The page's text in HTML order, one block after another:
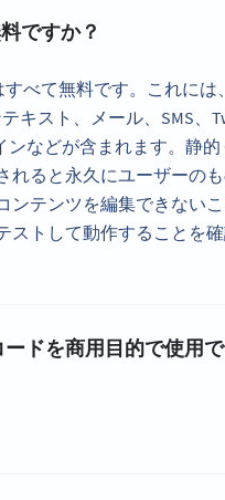
ですか？
べて無料です。これには
キスト、メール、SMS、
ンなどが含まれます。静的
れると永久にユーザーのも
ンテンツを編集できないこ
ストして動作することを確
ードを商用目的で使用